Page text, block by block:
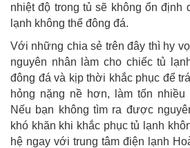
nhiệt độ trong tủ sẽ không ổn định
lạnh không thể đông đá.
Với những chia sẻ trên đây thì hy
nguyên nhân làm cho chiếc tủ
đông đá và kịp thời khắc phục để
hỏng nặng nề hơn, làm tốn
Nếu bạn không tìm ra được
khó khăn khi khắc phục tủ lạnh
hệ ngay với trung tâm điện lạnh